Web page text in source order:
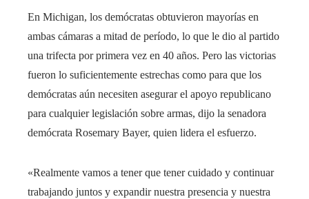
En Michigan, los demócratas obtuvieron mayorías en
ambas cámaras a mitad de período, lo que le dio al partido
una trifecta por primera vez en 40 años. Pero las victorias
fueron lo suficientemente estrechas como para que los
demócratas aún necesiten asegurar el apoyo republicano
para cualquier legislación sobre armas, dijo la senadora
demócrata Rosemary Bayer, quien lidera el esfuerzo.
«Realmente vamos a tener que tener cuidado y continuar
trabajando juntos y expandir nuestra presencia y nuestra